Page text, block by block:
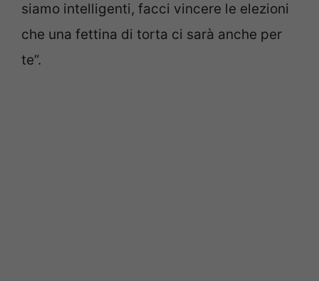
siamo intelligenti, facci vincere le elezioni
che una fettina di torta ci sarà anche per
te”.